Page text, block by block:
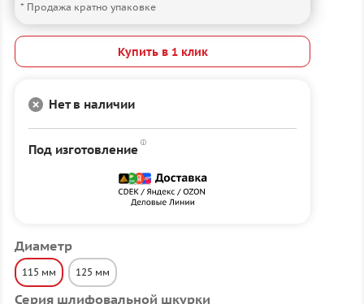
Диаметр
115 мм 125 мм
Серия шлифовальной шкурки
* Продажа кратно упаковке
Купить в 1 клик
Нет в наличии
Под изготовление